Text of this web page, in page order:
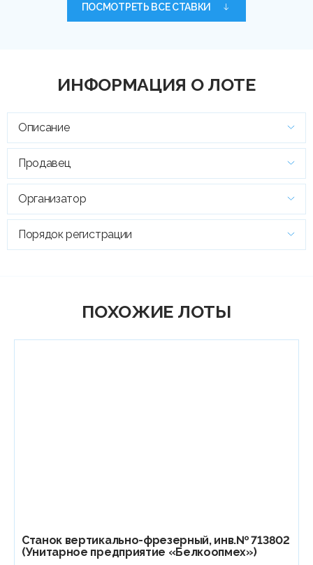
ПОСМОТРЕТЬ ВСЕ СТАВКИ
ИНФОРМАЦИЯ О ЛОТЕ
Описание
Продавец
Организатор
Порядок регистрации
ПОХОЖИЕ ЛОТЫ
Станок вертикально-фрезерный, инв.№ 713802
(Унитарное предприятие «Белкоопмех»)